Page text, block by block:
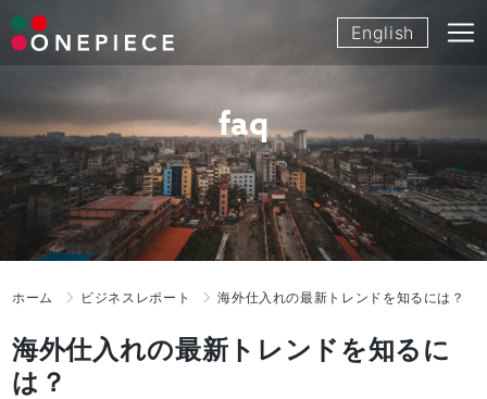
Skip
to
English
faq
ホーム ビジネスレポート 海外仕入れの最新トレンドを知るには？
海外仕入れの最新トレンドを知るに
は？